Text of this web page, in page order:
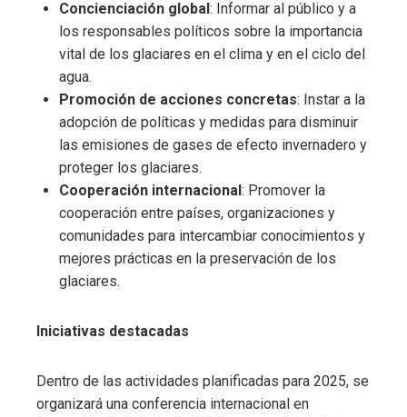
Concienciación global : Informar al público y a
los responsables políticos sobre la importancia
vital de los glaciares en el clima y en el ciclo del
agua.
Promoción de acciones concretas: Instar a la
adopción de políticas y medidas para disminuir
las emisiones de gases de efecto invernadero y
proteger los glaciares.
Cooperación internacional : Promover la
cooperación entre países, organizaciones y
comunidades para intercambiar conocimientos y
mejores prácticas en la preservación de los
glaciares.
Iniciativas destacadas
Dentro de las actividades planificadas para 2025, se
organizará una conferencia internacional en